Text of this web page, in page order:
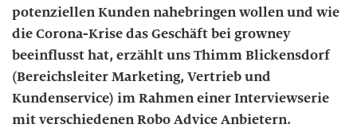
potenziellen Kunden nahebringen wollen und wie
die Corona-Krise das Geschäft bei growney
beeinflusst hat, erzählt uns Thimm Blickensdorf
(Bereichsleiter Marketing, Vertrieb und
Kundenservice) im Rahmen einer Interviewserie
mit verschiedenen Robo Advice Anbietern.